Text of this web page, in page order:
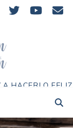
HACERLO FELIZ